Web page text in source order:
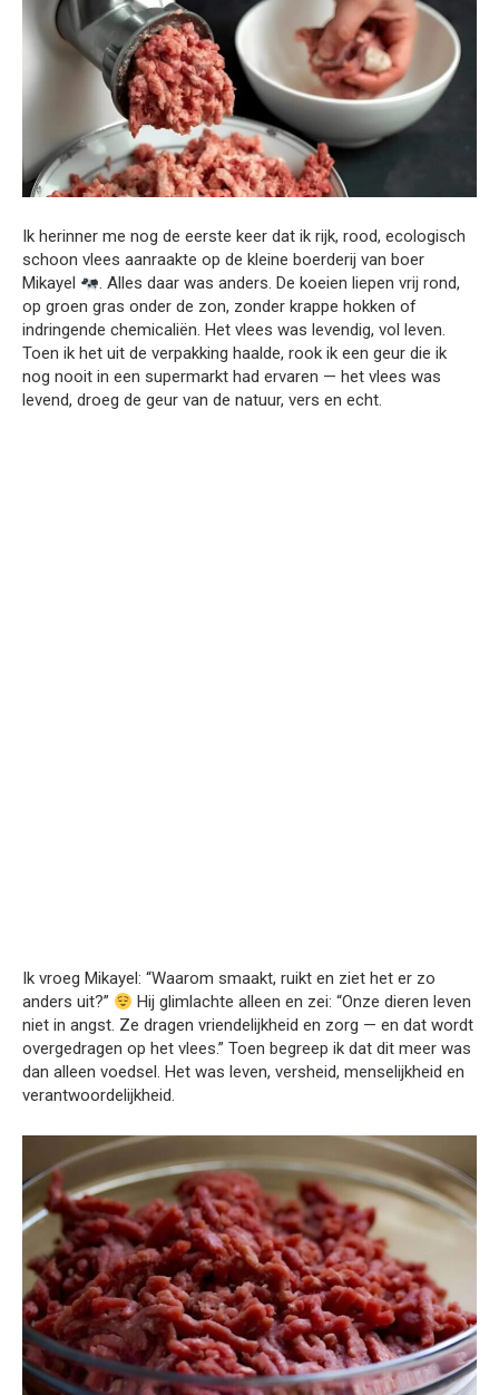
Ik herinner me nog de eerste keer dat ik rijk, rood, ecologisch
schoon vlees aanraakte op de kleine boerderij van boer
Mikayel
. Alles daar was anders. De koeien liepen vrij rond,
op groen gras onder de zon, zonder krappe hokken of
indringende chemicaliën. Het vlees was levendig, vol leven.
Toen ik het uit de verpakking haalde, rook ik een geur die ik
nog nooit in een supermarkt had ervaren — het vlees was
levend, droeg de geur van de natuur, vers en echt.
Ik vroeg Mikayel: “Waarom smaakt, ruikt en ziet het er zo
anders uit?”
Hij glimlachte alleen en zei: “Onze dieren leven
niet in angst. Ze dragen vriendelijkheid en zorg — en dat wordt
overgedragen op het vlees.” Toen begreep ik dat dit meer was
dan alleen voedsel. Het was leven, versheid, menselijkheid en
verantwoordelijkheid.